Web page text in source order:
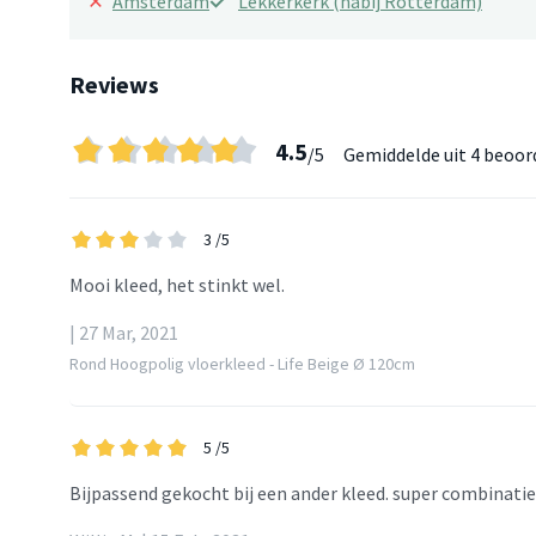
Reviews
4.5/5 Gemiddelde uit 4
3 /5
Mooi kleed, het stinkt wel.
| 27 Mar, 2021
Rond Hoogpolig vloerkleed - Life Beige Ø 120cm
5 /5
Bijpassend gekocht bij een ander kleed. super combinatie